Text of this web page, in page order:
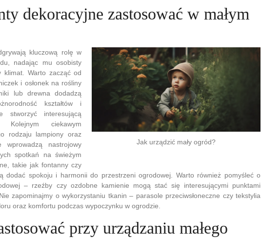
dekoracyjne zastosować w małym
Jak urządzić mały ogród?
kluczową rolę w
nadając mu osobisty
klimat. Warto zacząć od
i osłonek na rośliny
lub drewna dodadzą
kształtów i
stworzyć interesującą
Kolejnym ciekawym
rodzaju lampiony oraz
wprowadzą nastrojowy
spotkań na świeżym
takie jak fontanny czy
dodać spokoju i harmonii do przestrzeni ogrodowej. Warto również pomyśleć o
– rzeźby czy ozdobne kamienie mogą stać się interesującymi punktami
zapominajmy o wykorzystaniu tkanin – parasole przeciwsłoneczne czy tekstylia
oraz komfortu podczas wypoczynku w ogrodzie.
przy urządzaniu małego